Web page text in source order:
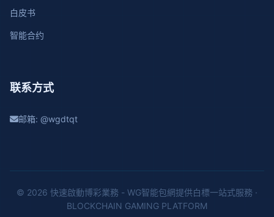
白皮书
智能合约
联系方式
邮箱: @wgdtqt
© 2026 快速啟動博彩業務 - WG智能包網提供白標一站式服務 ·
BLOCKCHAIN GAMING PLATFORM